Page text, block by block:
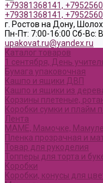
+79381368141,
+79381368141,
г. Ростов на Дону,
Пн-Пт: 7:00-16:00 Cб-Вс:
upakovat.ru@yandex.ru
Каталог товаров
1 сентября, День
Бумага упаковочная
Кашпо и ящики ДВП
Кашпо и ящики из
Корзины плетеные,
Коробки сумки и плайм
Лента
МАМЕ, Мамочке, Мамуле
Пленка прозрачная и
Товар для рукоделия
Топперы для торта и
Коробки
Коробки, конусы для